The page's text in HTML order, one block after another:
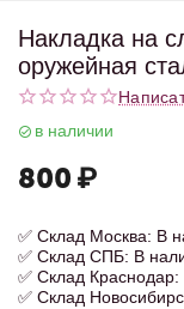
Накладка на
оружейная
в наличии
800 ₽
✅ Склад Москва: В
✅ Склад СПБ: В
✅ Склад Краснодар:
✅ Склад